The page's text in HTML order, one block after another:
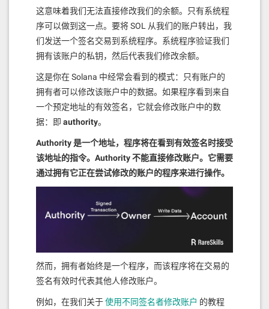
这意味着我们无法直接修改我们的余额。只有系统程
序可以做到这一点。要将 SOL 从我们的账户转出，我
们发送一个签名交易到系统程序。系统程序验证我们
拥有该账户的私钥，然后代表我们修改余额。
这是你在 Solana 中经常会看到的模式：只有账户的
拥有者可以修改该账户中的数据。如果程序看到来自
一个预定地址的有效签名，它就会修改账户中的数
据：即 authority。
Authority 是一个地址，程序将在看到有效签名时接受
该地址的指令。Authority 不能直接修改账户。它需要
通过拥有它正在尝试修改的账户的程序来进行操作。
然而，拥有者始终是一个程序，而该程序将在交易的
签名有效时代表其他人修改账户。
例如，在我们关于使用不同签名者修改账户 的教程